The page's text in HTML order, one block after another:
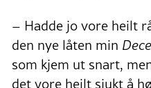
– Hadde jo vore heilt
den nye låten min
som kjem ut snart,
det vore heilt sjukt å